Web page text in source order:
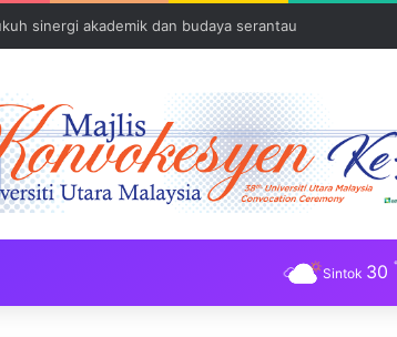
sinergi akademik dan budaya serantau
Sintok 30